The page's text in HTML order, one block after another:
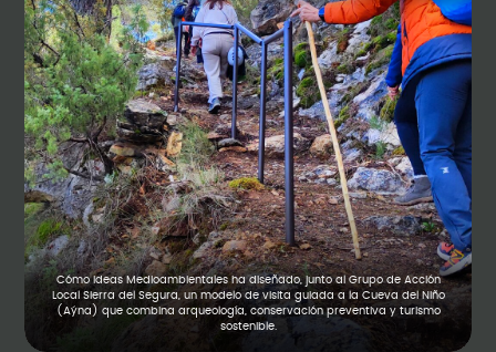
Cómo Ideas Medioambientales ha diseñado, junto al Grupo de Acción
Local Sierra del Segura, un modelo de visita guiada a la Cueva del Niño
(Aýna) que combina arqueología, conservación preventiva y turismo
sostenible.